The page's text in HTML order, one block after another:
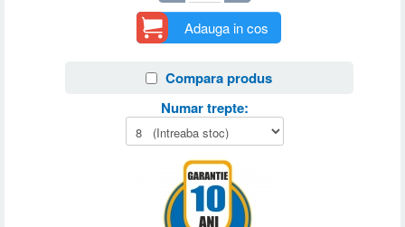
Adauga in cos
Compara produs
Numar trepte: